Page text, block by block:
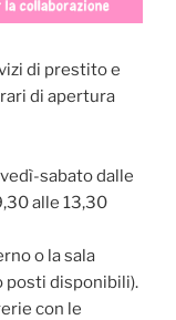
di prestito e
di apertura
sabato dalle
alle 13,30
o la sala
posti disponibili).
con le